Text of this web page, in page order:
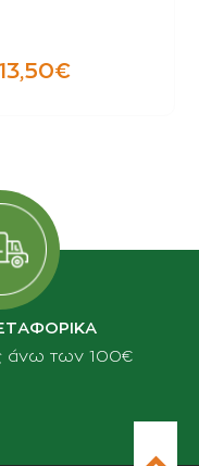
άνω των 100€